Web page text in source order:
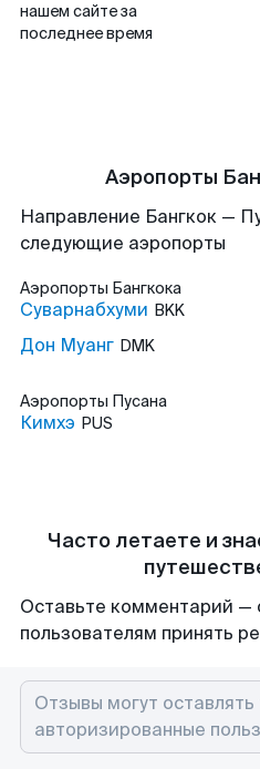
нашем сайте за
последнее время
Аэропорты
Направление Бангкок —
следующие аэропорты
Аэропорты Бангкока
Суварнабхуми BKK
Дон Муанг DMK
Аэропорты Пусана
Кимхэ PUS
Часто летаете и
Оставьте комментарий —
пользователям принять